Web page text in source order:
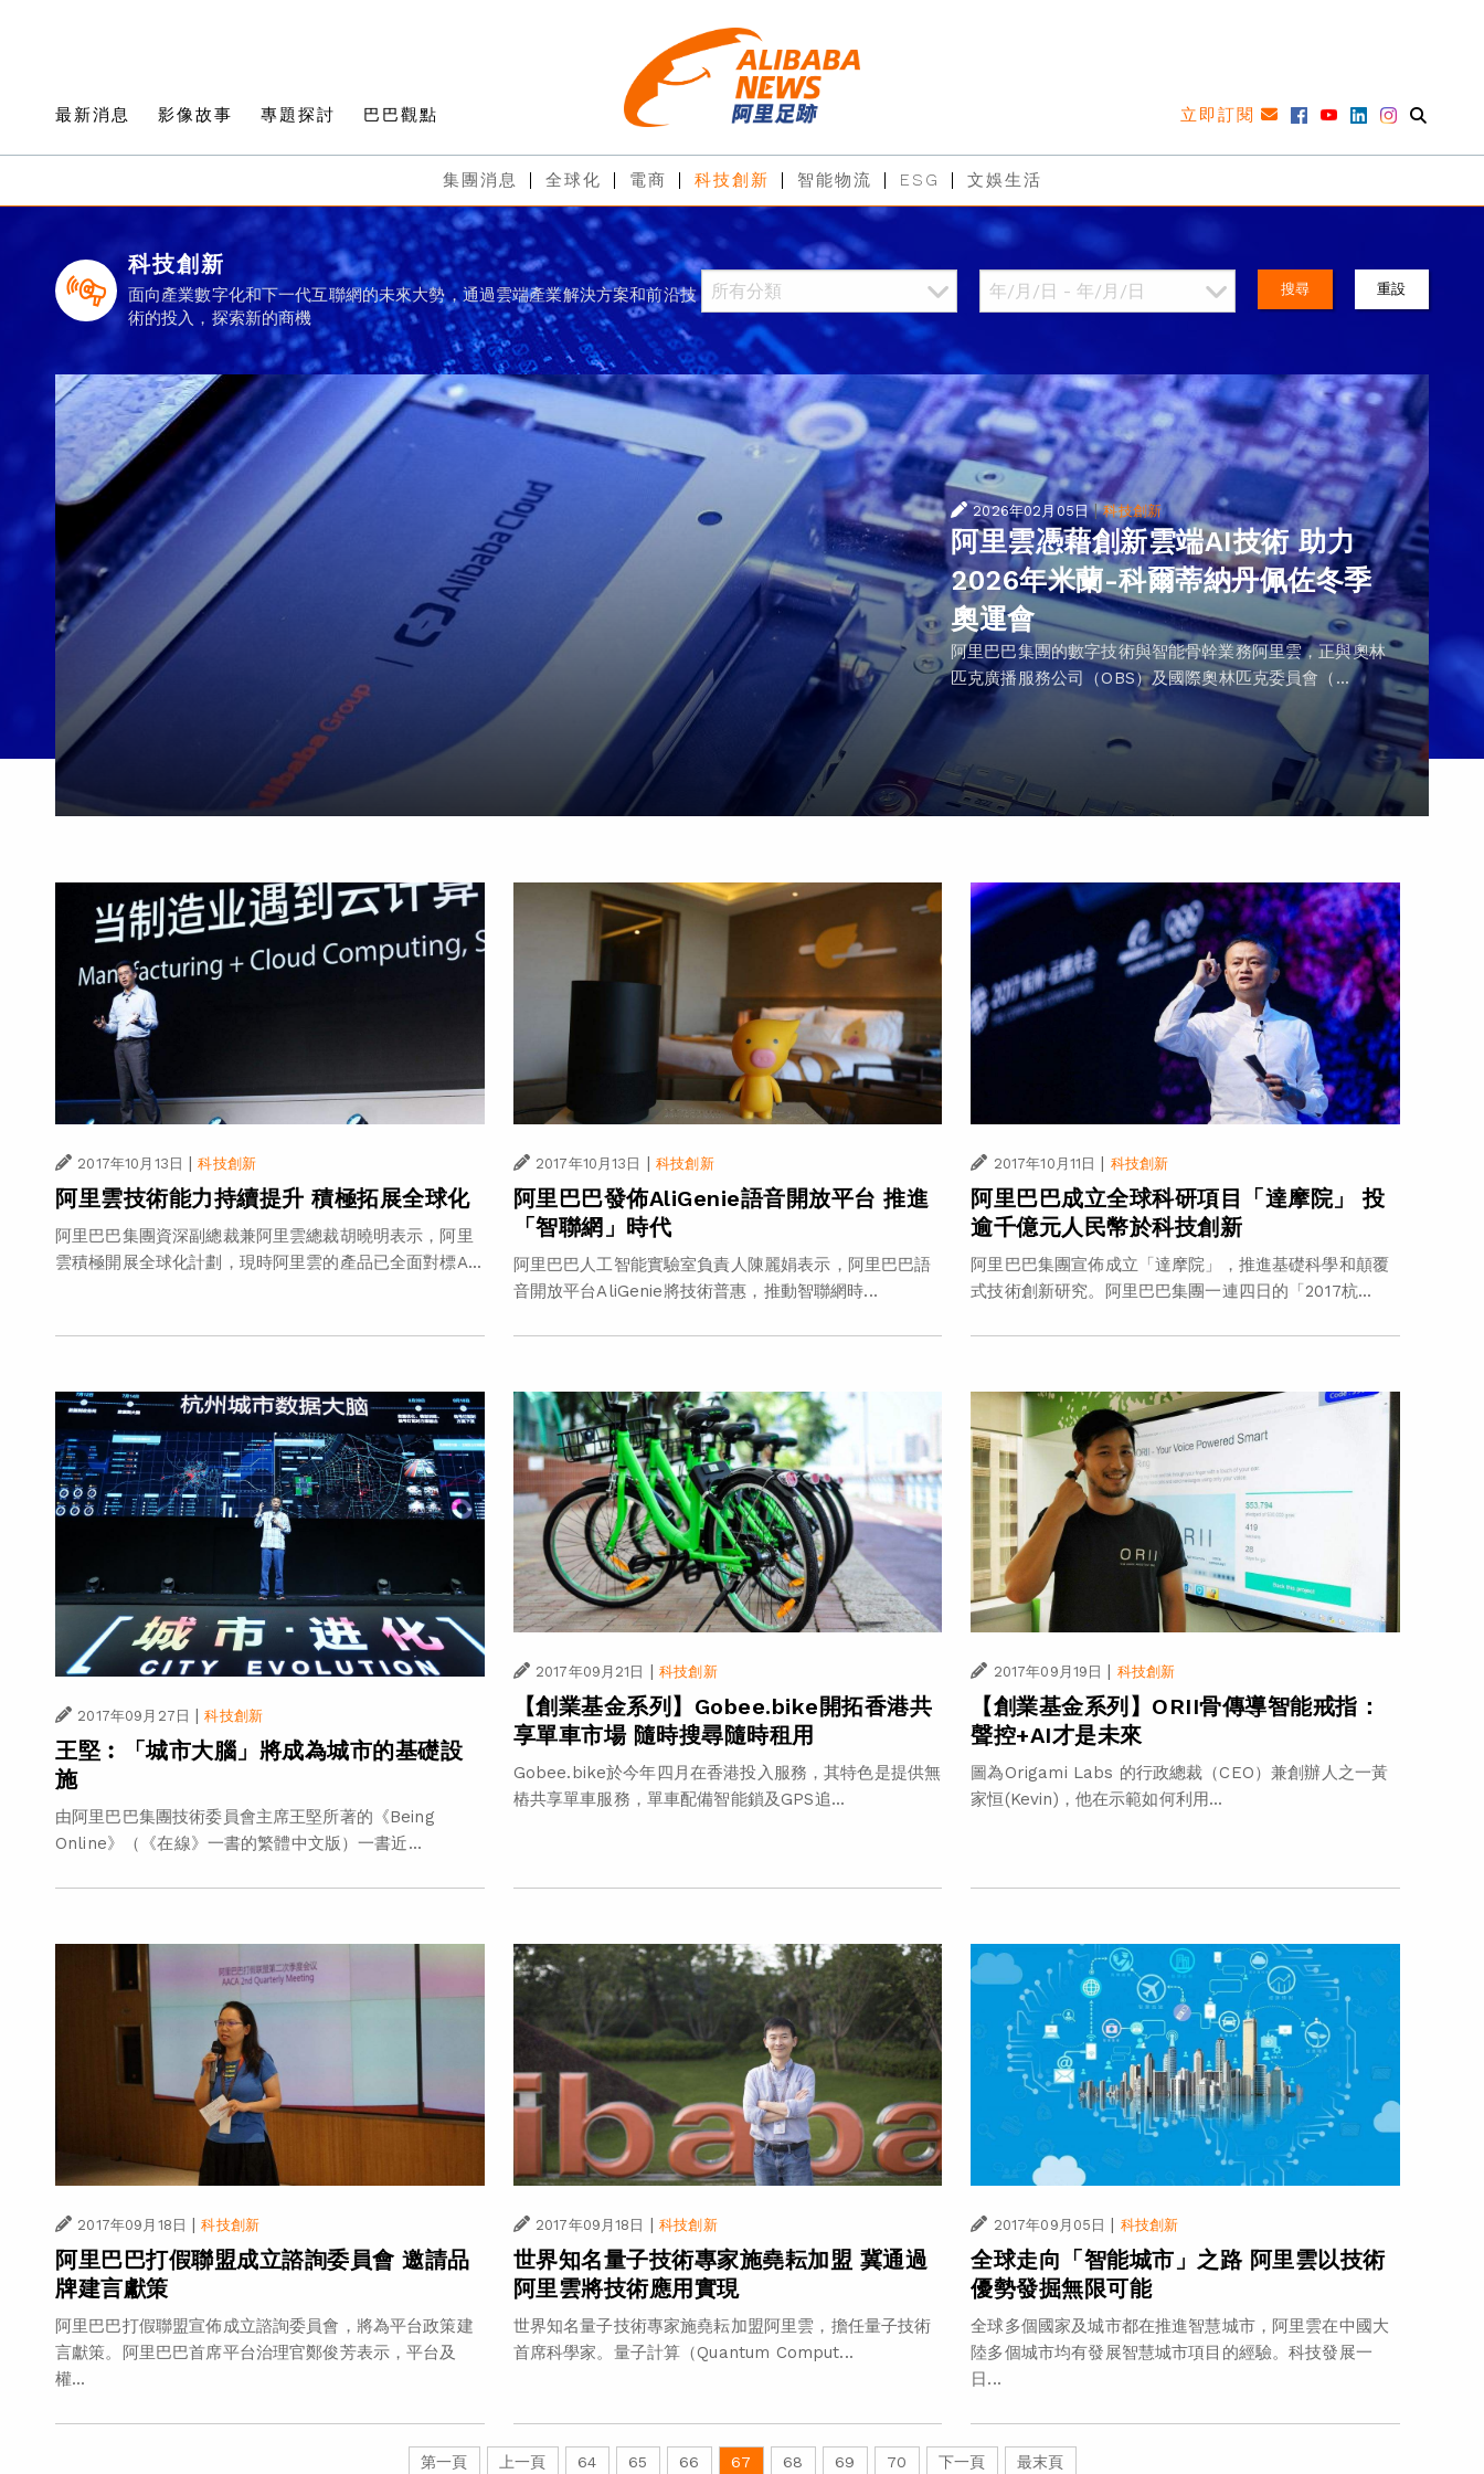
最新消息 影像故事 專題探討 巴巴觀點 立即訂閱
集團消息 全球化 電商 科技創新 智能物流 ESG 文娛生活
科技創新
面向產業數字化和下一代互聯網的未來大勢，通過雲端產業解決方案和前沿技
術的投入，探索新的商機
搜尋 重設
2026年02月05日 |科技創新
阿里雲憑藉創新雲端AI技術 助力
2026年米蘭-科爾蒂納丹佩佐冬季
奧運會
阿里巴巴集團的數字技術與智能骨幹業務阿里雲，正與奧林
匹克廣播服務公司（OBS）及國際奧林匹克委員會（...
2017年10月13日 | 科技創新
阿里雲技術能力持續提升 積極拓展全球化
阿里巴巴集團資深副總裁兼阿里雲總裁胡曉明表示，阿里
雲積極開展全球化計劃，現時阿里雲的產品已全面對標A...
2017年10月13日 | 科技創新
阿里巴巴發佈AliGenie語音開放平台 推進
「智聯網」時代
阿里巴巴人工智能實驗室負責人陳麗娟表示，阿里巴巴語
音開放平台AliGenie將技術普惠，推動智聯網時...
2017年10月11日 | 科技創新
阿里巴巴成立全球科研項目「達摩院」 投
逾千億元人民幣於科技創新
阿里巴巴集團宣佈成立「達摩院」，推進基礎科學和顛覆
式技術創新研究。阿里巴巴集團一連四日的「2017杭...
2017年09月27日 科技創新
王堅︰「城市大腦」將成為城市的基礎設
施
由阿里巴巴集團技術委員會主席王堅所著的《Being
Online》（《在線》一書的繁體中文版）一書近...
2017年09月21日 | 科技創新
【創業基金系列】Gobee.bike開拓香港共
享單車市場 隨時搜尋隨時租用
Gobee.bike於今年四月在香港投入服務，其特色是提供無
樁共享單車服務，單車配備智能鎖及GPS追...
2017年09月19日 | 科技創新
【創業基金系列】ORII骨傳導智能戒指：
聲控+AI才是未來
圖為Origami Labs 的行政總裁（CEO）兼創辦人之一黃
家恒(Kevin)，他在示範如何利用...
2017年09月18日 | 科技創新
阿里巴巴打假聯盟成立諮詢委員會 邀請品
牌建言獻策
阿里巴巴打假聯盟宣佈成立諮詢委員會，將為平台政策建
言獻策。阿里巴巴首席平台治理官鄭俊芳表示，平台及
權...
2017年09月18日 | 科技創新
世界知名量子技術專家施堯耘加盟 冀通過
阿里雲將技術應用實現
世界知名量子技術專家施堯耘加盟阿里雲，擔任量子技術
首席科學家。量子計算（Quantum Comput...
2017年09月05日 | 科技創新
全球走向「智能城市」之路 阿里雲以技術
優勢發掘無限可能
全球多個國家及城市都在推進智慧城市，阿里雲在中國大
陸多個城市均有發展智慧城市項目的經驗。科技發展一
日...
第一頁 上一頁 64 65 66 67 68 69 70 下一頁 最末頁